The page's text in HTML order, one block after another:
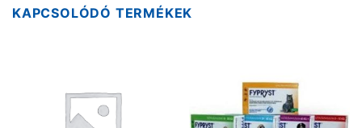
KAPCSOLÓDÓ TERMÉKEK